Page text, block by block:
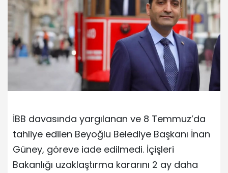
İBB davasında yargılanan ve 8 Temmuz’da
tahliye edilen Beyoğlu Belediye Başkanı İnan
Güney, göreve iade edilmedi. İçişleri
Bakanlığı uzaklaştırma kararını 2 ay daha